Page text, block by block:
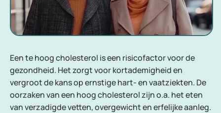
Een te hoog cholesterol is een risicofactor voor de
gezondheid. Het zorgt voor kortademigheid en
vergroot de kans op ernstige hart- en vaatziekten. De
oorzaken van een hoog cholesterol zijn o.a. het eten
van verzadigde vetten, overgewicht en erfelijke aanleg.